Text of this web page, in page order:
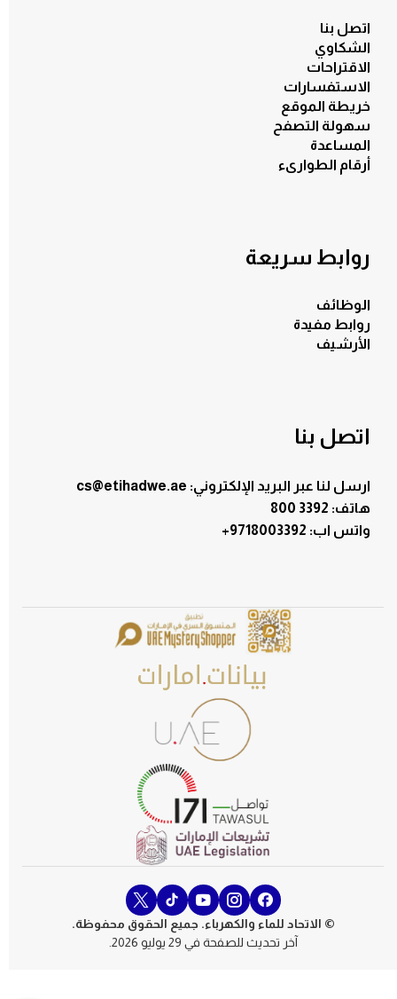
اتصل بنا
الشكاوي
الاقتراحات
الاستفسارات
خريطة الموقع
سهولة التصفح
المساعدة
أرقام الطوارىء
روابط سريعة
الوظائف
روابط مفيدة
الأرشيف
اتصل بنا
ارسل لنا عبر البريد الإلكتروني: cs@etihadwe.ae
هاتف: 3392 800
+9718003392 :واتس اب
© الاتحاد للماء والكهرباء. جميع الحقوق محفوظة.
آخر تحديث للصفحة في 29 يوليو 2026.